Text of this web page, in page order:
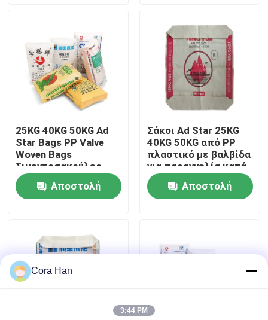
Περίπου εμείς
Γύρος εργοστασίων
Ποιοτικός έλεγχος
Μας ελάτε σε επαφή με
Ειδήσεις
Ζητήστε ένα απόσπασμα
Συσκευάζοντας τσάντες τσιμέντου
Τσάντες τσιμέντου PP
25KG 40KG 50KG Ad
Star Bags PP Valve
Woven Bags
Σιμεντοσακούλες
Σιμεντοσακούλες για
τη Χημική Βιομηχανία
Αποστολή
Σάκοι Ad Star 25KG
40KG 50KG από PP
πλαστικό με βαλβίδα
για παραγγελία κατά
παραγγελία και
σφράγιση με λαβή
θερμοσυγκόλλησης
Αποστολή
Cora Han
3:44 PM